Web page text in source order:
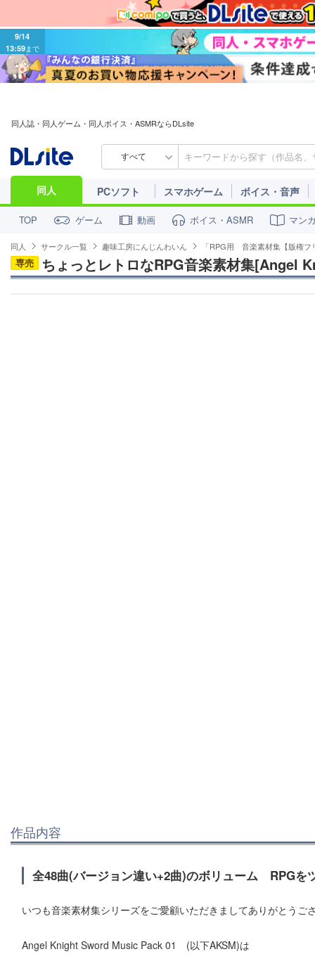
9/14
13:59まで
同人誌・同人ゲーム・同人ボイス・ASMRならDLsite
すべて
同人 PCソフト スマホゲーム ボイス・音声
TOP ゲーム 動画 ボイス・ASMR マン
同人 サークル一覧 趣味工房にんじんわいん 「RPG用 音楽素材集【版権フ
専売 ちょっとレトロなRPG音楽素材集[Angel
作品内容
全48曲(バージョン違い+2曲)のボリューム RPGを
いつも音楽素材集シリーズをご愛顧いただきましてありがとうご
Angel Knight Sword Music Pack 01 (以下AKSM)は